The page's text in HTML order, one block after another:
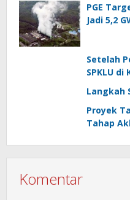
PGE
Jadi 5,2
Setelah
SPKLU di
Langkah
Proyek
Tahap
Komentar